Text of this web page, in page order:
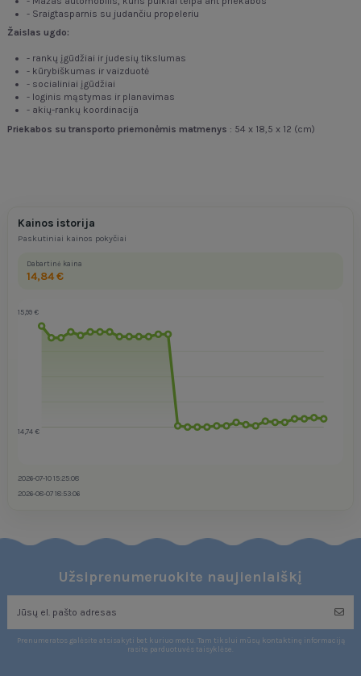
- Sraigtasparnis su judančiu propeleriu
Žaislas ugdo:
- rankų įgūdžiai ir judesių tikslumas
- kūrybiškumas ir vaizduotė
- socialiniai įgūdžiai
- loginis mąstymas ir planavimas
- akių-rankų koordinacija
Priekabos su transporto priemonėmis matmenys : 54 x 18,5 x 12 (cm)
Kainos istorija
Paskutiniai kainos pokyčiai
Dabartinė kaina
14,84 €
15,99 €
14,74 €
2026-07-10 15:25:08
2026-08-07 18:53:06
Užsiprenumeruokite naujienlaiškį
Prenumeratos galėsite atsisakyti bet kuriuo metu. Tam tikslui mūsų kontaktinę informaciją
rasite parduotuvės taisyklėse.